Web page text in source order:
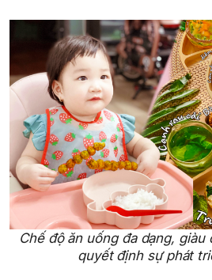
Chế độ ăn uống đa dạng,
quyết định sự phát